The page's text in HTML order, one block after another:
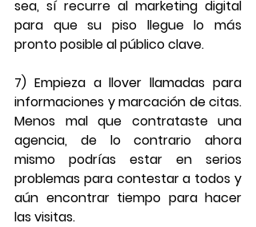
sea, sí recurre al marketing digital
para que su piso llegue lo más
pronto posible al público clave.
7) Empieza a llover llamadas para
informaciones y marcación de citas.
Menos mal que contrataste una
agencia, de lo contrario ahora
mismo podrías estar en serios
problemas para contestar a todos y
aún encontrar tiempo para hacer
las visitas.